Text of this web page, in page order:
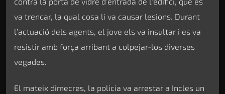
va trencar, la qual cosa li va causar lesions. Durant
l’actuació dels agents, el jove els va insultar i es va
resistir amb força arribant a colpejar-los diverses
vegades.
El mateix dimecres, la policia va arrestar a Incles un